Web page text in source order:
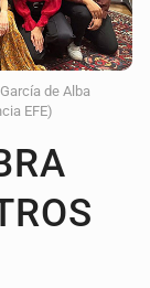
de Alba
EFE)